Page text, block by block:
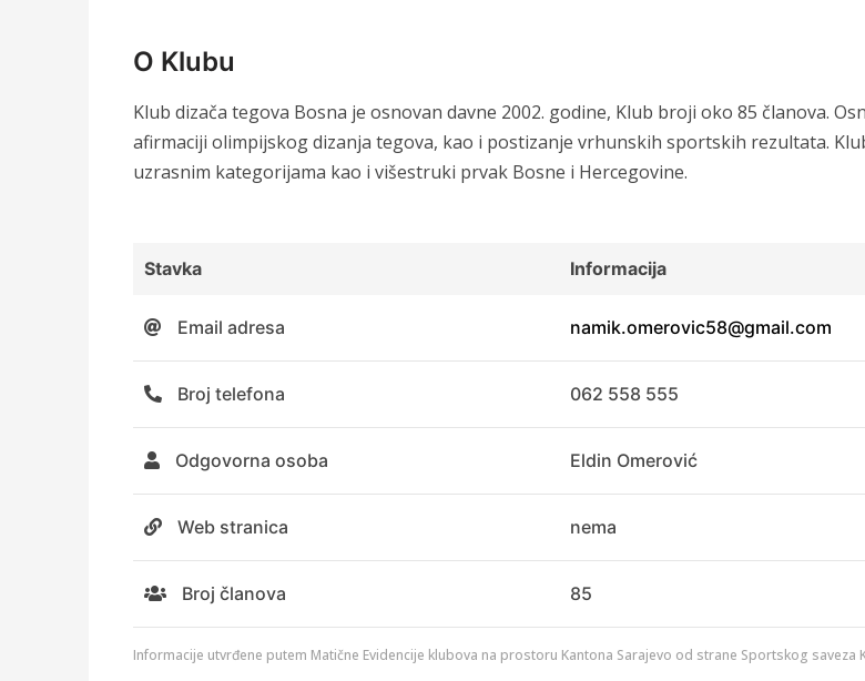
O Klubu
Klub dizača tegova Bosna je osnovan davne 2002. godine, Klub broji oko 85 članova.
afirmaciji olimpijskog dizanja tegova, kao i postizanje vrhunskih sportskih rezultata.
uzrasnim kategorijama kao i višestruki prvak Bosne i Hercegovine.
Stavka Informacija
Email adresa namik.omerovic58@gmail.com
Broj telefona 062 558 555
Odgovorna osoba Eldin Omerović
Web stranica nema
Broj članova 85
Informacije utvrđene putem Matične Evidencije klubova na prostoru Kantona Sarajevo od strane Sportskog saveza